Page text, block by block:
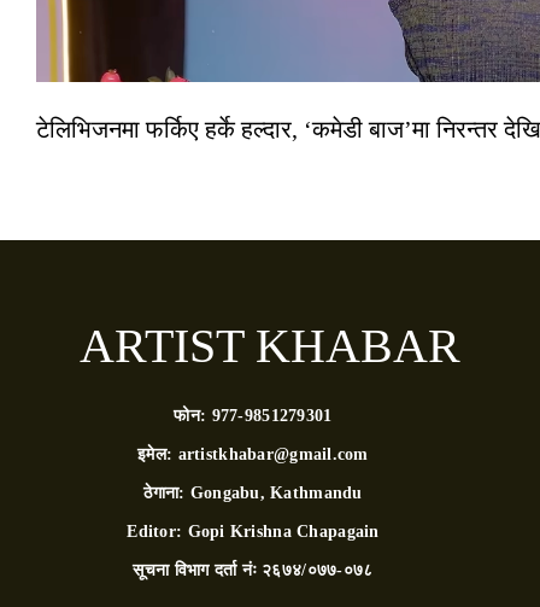
टेलिभिजनमा फर्किए हर्के हल्दार, ‘कमेडी बाज’मा निरन्तर
ARTIST KHABAR
फोन: 977-9851279301
इमेल: artistkhabar@gmail.com
ठेगाना: Gongabu, Kathmandu
Editor: Gopi Krishna Chapagain
सूचना विभाग दर्ता नंः २६७४/०७७-०७८